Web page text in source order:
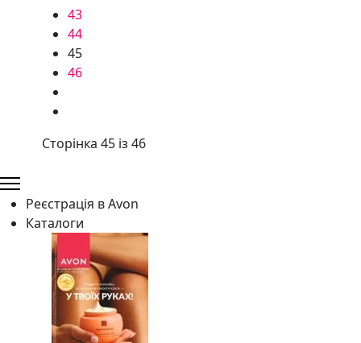
43
44
45
46
Сторінка 45 із 46
Реєстрація в Avon
Каталоги